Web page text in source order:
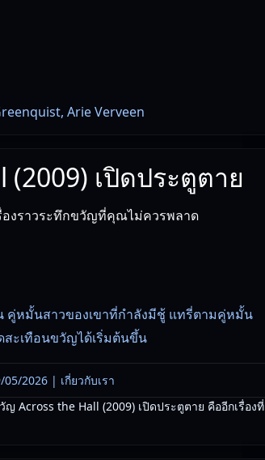
Arie Verveen
(2009) เปิดประตูตาย
รื่องราวระทึกขวัญที่คุณไม่ควรพลาด
คู่หมั้นสาวของเขาที่กำลังมีชู้ แทรี่ตามคู่หมั้น
สะเทือนขวัญได้เริ่มต้นขึ้น
2026 | เกี่ยวกับเรา
the Hall (2009) เปิดประตูตาย คืออีกเรื่องที่